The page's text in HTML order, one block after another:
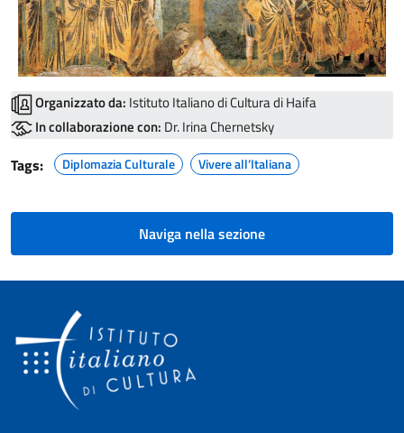
Organizzato da: Istituto Italiano di Cultura di Haifa
In collaborazione con: Dr. Irina Chernetsky
Tags: Diplomazia Culturale Vivere all’Italiana
Naviga nella sezione